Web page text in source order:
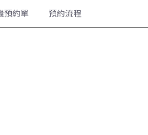
預約流程